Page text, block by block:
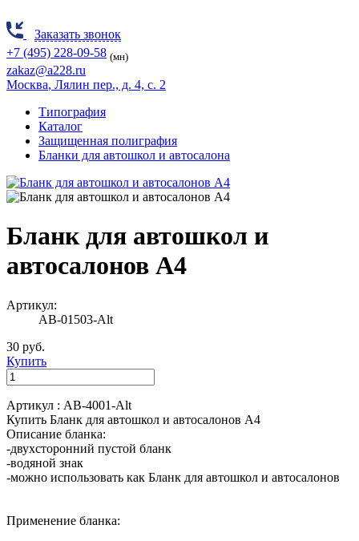
Заказать звонок
+7 (495) 228-09-58 (мн)
zakaz@a228.ru
Москва, Лялин пер., д. 4, с. 2
Типография
Каталог
Защищенная полиграфия
Бланки для автошкол и автосалона
Бланк для автошкол и
автосалонов А4
Артикул:
АВ-01503-Alt
30 руб.
Купить
Артикул : АВ-4001-Alt
Купить Бланк для автошкол и автосалонов А4
Описание бланка:
-двухсторонний пустой бланк
-водяной знак
-можно использовать как Бланк для автошкол и автосалонов
Применение бланка: